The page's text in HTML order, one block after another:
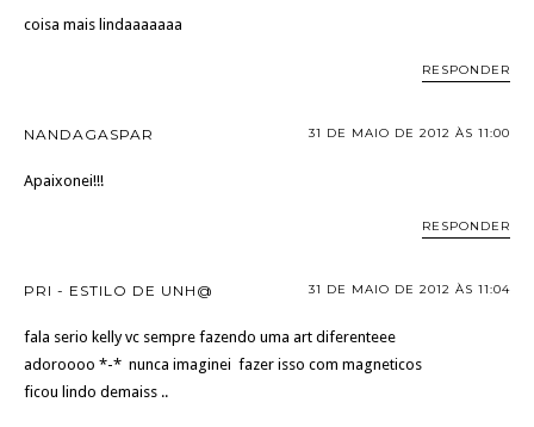
coisa mais lindaaaaaaa
RESPONDER
NANDAGASPAR 31 DE MAIO DE 2012 ÀS 11:00
Apaixonei!!!
RESPONDER
PRI - ESTILO DE UNH@ 31 DE MAIO DE 2012 ÀS 11:04
fala serio kelly vc sempre fazendo uma art diferenteee
adoroooo *-* nunca imaginei fazer isso com magneticos
ficou lindo demaiss ..